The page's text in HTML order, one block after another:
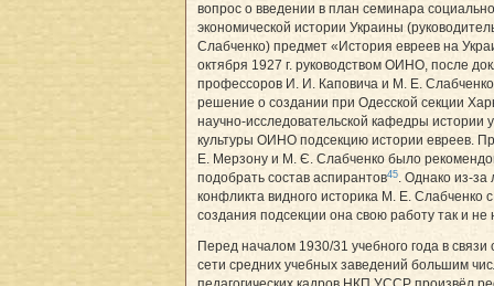
вопрос о введении в план семинара
экономической истории Украины
Слабченко) предмет «История евреев на
октября 1927 г. руководством ОИНО, после
профессоров И. И. Каповича и М. Е.
решение о создании при Одесской секции
научно-исследовательской кафедры истории
культуры ОИНО подсекцию истории евреев.
Е. Мерзону и М. Є. Слабченко было
подобрать состав аспирантов45. Однако из-за
конфликта видного историка М. Е. Слабченко
создания подсекции она свою работу так и не
Перед началом 1930/31 учебного года в связи
сети средних учебных заведений большим